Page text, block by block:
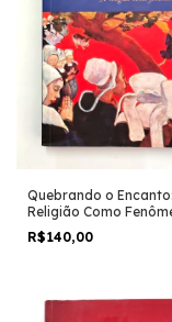
Quebrando o
Religião Como
Natural - Daniel C.
R$140,00